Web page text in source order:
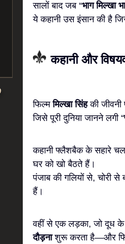
सालों बाद जब “भाग मिल्खा
ये कहानी उस इंसान की है
कहानी और
फिल्ममिल्खा सिंहकी जीवनी
जिसे पूरी दुनिया जानने लगी “
कहानी फ्लैशबैक के सहारे
घर को खो बैठते हैं।
पंजाब की गलियों से, चोरी
हैं।
वहीं से एक लड़का, जो दूध के
दौड़नाशुरू करता है—और